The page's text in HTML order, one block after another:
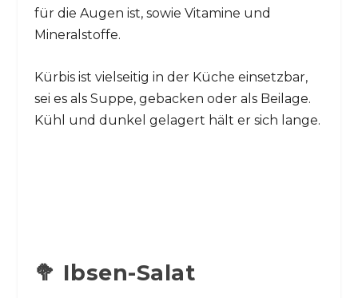
für die Augen ist, sowie Vitamine und
Mineralstoffe.
Kürbis ist vielseitig in der Küche einsetzbar,
sei es als Suppe, gebacken oder als Beilage.
Kühl und dunkel gelagert hält er sich lange.
🥦 Ibsen-Salat